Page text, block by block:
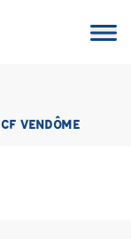
VENDÔME